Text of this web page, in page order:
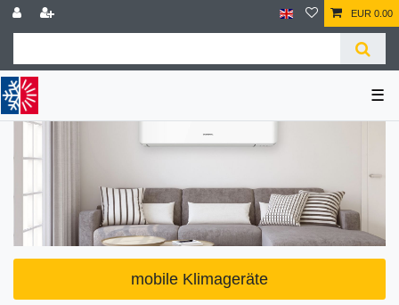
EUR 0.00
☰
mobile Klimageräte